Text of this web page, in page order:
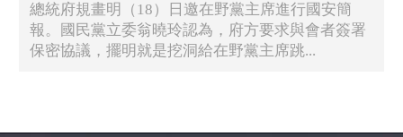
總統府規畫明（18）日邀在野黨主席進行國安簡
報。國民黨立委翁曉玲認為，府方要求與會者簽署
保密協議，擺明就是挖洞給在野黨主席跳...